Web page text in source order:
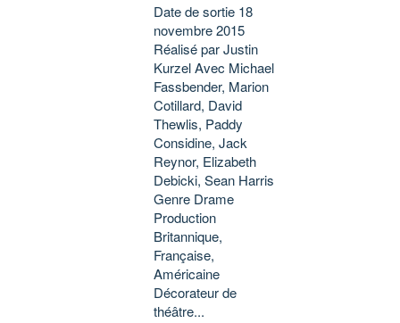
Date de sortie 18
novembre 2015
Réalisé par Justin
Kurzel Avec Michael
Fassbender, Marion
Cotillard, David
Thewlis, Paddy
Considine, Jack
Reynor, Elizabeth
Debicki, Sean Harris
Genre Drame
Production
Britannique,
Française,
Américaine
Décorateur de
théâtre...